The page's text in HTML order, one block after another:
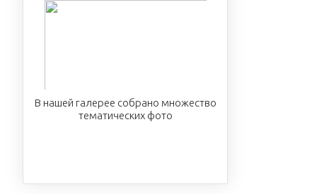
В нашей галерее собрано множество
тематических фото